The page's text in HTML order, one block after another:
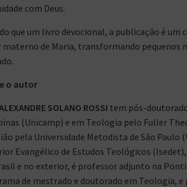
com Deus.
que um livro devocional, a publicação é
materno de Maria, transformando pequenos
o autor
SOLANO ROSSI tem pós-
(Unicamp) e em Teologia pelo Fuller
pela Universidade Metodista de São
Evangélico de Estudos Teológicos
e no exterior, é professor adjunto na
de mestrado e doutorado em Teologia,